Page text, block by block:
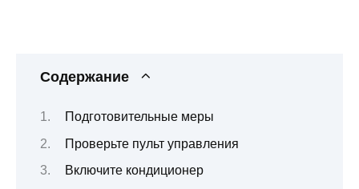
Содержание
Подготовительные меры
Проверьте пульт управления
Включите кондиционер